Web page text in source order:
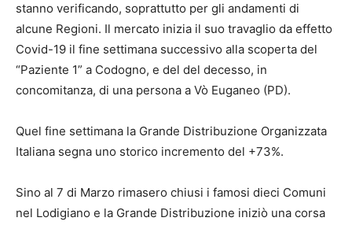
stanno verificando, soprattutto per gli andamenti di
alcune Regioni. Il mercato inizia il suo travaglio da effetto
Covid-19 il fine settimana successivo alla scoperta del
“Paziente 1” a Codogno, e del del decesso, in
concomitanza, di una persona a Vò Euganeo (PD).
Quel fine settimana la Grande Distribuzione Organizzata
Italiana segna uno storico incremento del +73%.
Sino al 7 di Marzo rimasero chiusi i famosi dieci Comuni
nel Lodigiano e la Grande Distribuzione iniziò una corsa